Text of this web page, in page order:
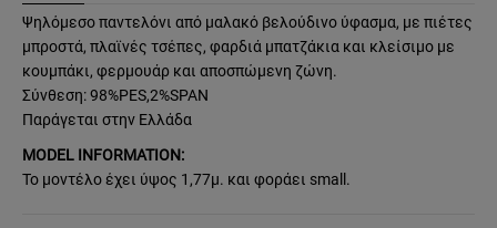
Ψηλόμεσο παντελόνι από μαλακό βελούδινο ύφασμα, με πιέτες
μπροστά, πλαϊνές τσέπες, φαρδιά μπατζάκια και κλείσιμο με
κουμπάκι, φερμουάρ και αποσπώμενη ζώνη.
Σύνθεση: 98%PES,2%SPAN
Παράγεται στην Ελλάδα
MODEL INFORMATION:
Το μοντέλο έχει ύψος 1,77μ. και φοράει small.